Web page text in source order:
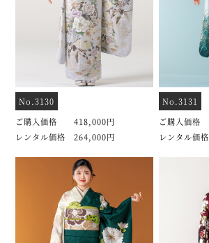
No.3130
ご購入価格 418,000円
レンタル価格 264,000円
No.3131
ご購入価
レンタル価